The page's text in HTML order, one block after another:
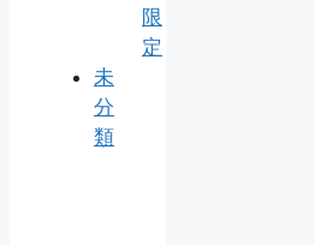
限
定
未
分
類